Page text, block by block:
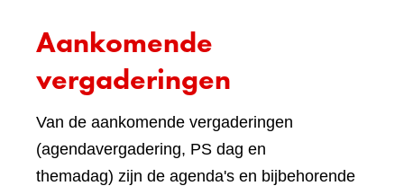
Aankomende
vergaderingen
Van de aankomende vergaderingen
(agendavergadering, PS dag en
themadag) zijn de agenda's en bijbehorende